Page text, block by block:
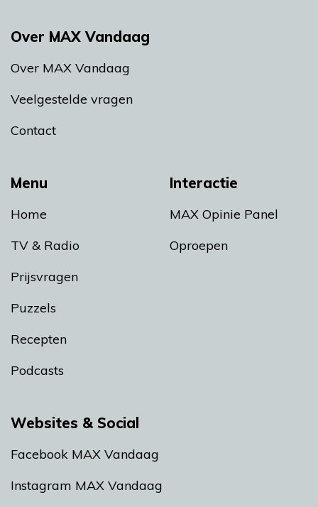
Menu
Home
TV & Radio
Prijsvragen
Puzzels
Recepten
Podcasts
Interactie
MAX Opinie Panel
Oproepen
Over MAX Vandaag
Over MAX Vandaag
Veelgestelde vragen
Contact
Websites & Social
Facebook MAX Vandaag
Instagram MAX Vandaag